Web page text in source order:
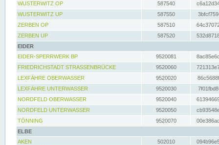
WUSTERWITZ OP
587540
WUSTERWITZ UP
587550
ZERBEN OP
587510
ZERBEN UP
587520
EIDER
EIDER-SPERRWERK BP
9520081
FRIEDRICHSTADT STRASSENBRÜCKE
9520060
LEXFÄHRE OBERWASSER
9520020
LEXFÄHRE UNTERWASSER
9520030
NORDFELD OBERWASSER
9520040
NORDFELD UNTERWASSER
9520050
TÖNNING
9520070
ELBE
AKEN
502010